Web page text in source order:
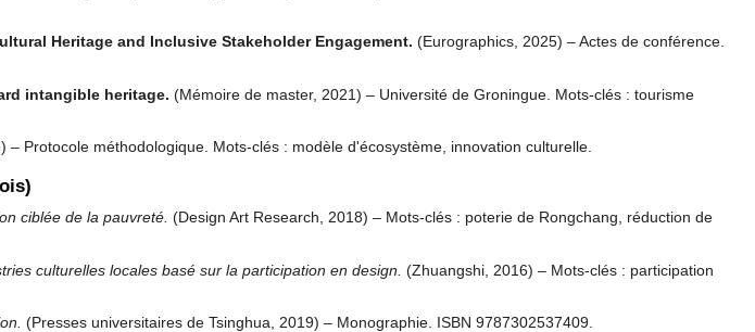
Heritage and Inclusive Stakeholder Engagement. (Eurographics, 2025) – Actes de conférence.
intangible heritage. (Mémoire de master, 2021) – Université de Groningue. Mots-clés : tourisme
– Protocole méthodologique. Mots-clés : modèle d'écosystème, innovation culturelle.
ciblée de la pauvreté. (Design Art Research, 2018) – Mots-clés : poterie de Rongchang, réduction de
culturelles locales basé sur la participation en design. (Zhuangshi, 2016) – Mots-clés : participation
(Presses universitaires de Tsinghua, 2019) – Monographie. ISBN 9787302537409.